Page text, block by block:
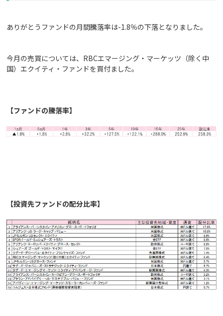
ありがとうファンドの月間騰落率は-1.8％の下落となりました。
今月の売買については、RBCエマージング・マーケッツ（除く中
国）エクイティ・ファンドを買付ました。
【ファンドの騰落率】
【投資先ファンドの配分比率】